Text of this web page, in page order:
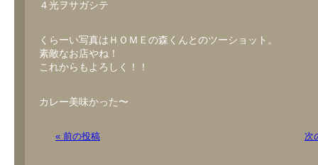
４光ヲサガシテ
くらーい写真はＨＯＭＥの森くんとのツーショット。
素敵なお店やね！
これからもよろしく！！
カレー美味かった〜
« 前の投稿 次